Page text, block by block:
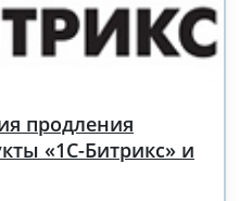
продления
«1С-Битрикс» и